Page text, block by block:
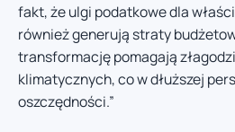
fakt, że ulgi podatkowe dla
również generują straty
transformację pomagają
klimatycznych, co w dłuższej
oszczędności.”